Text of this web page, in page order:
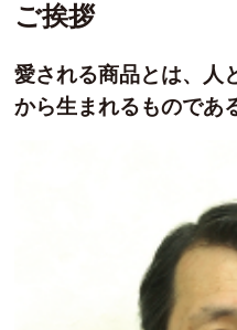
ご挨拶
愛される商品とは、人
から生まれるものであ